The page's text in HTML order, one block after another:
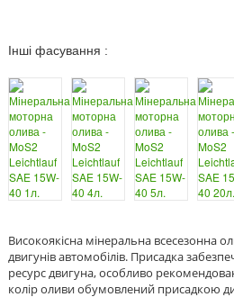
Інші фасування :
Високоякісна мінеральна всесезонна
двигунів автомобілів. Присадка
ресурс двигуна, особливо
колір оливи обумовлений присадкою